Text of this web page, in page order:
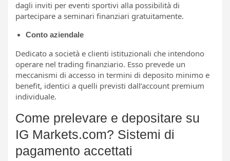
dagli inviti per eventi sportivi alla possibilità di
partecipare a seminari finanziari gratuitamente.
Conto aziendale
Dedicato a società e clienti istituzionali che intendono
operare nel trading finanziario. Esso prevede un
meccanismi di accesso in termini di deposito minimo e
benefit, identici a quelli previsti dall’account premium
individuale.
Come prelevare e depositare su
IG Markets.com? Sistemi di
pagamento accettati